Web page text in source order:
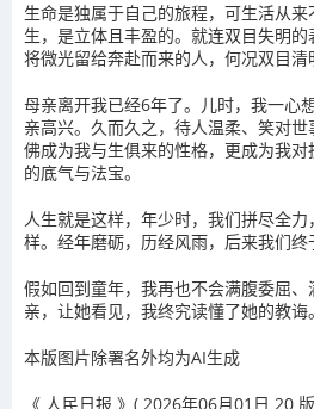
生命是独属于自己的旅程，可生活从
生，是立体且丰盈的。就连双目失明的
将微光留给奔赴而来的人，何况双目清
母亲离开我已经6年了。儿时，我一心
亲高兴。久而久之，待人温柔、笑对
佛成为我与生俱来的性格，更成为我
的底气与法宝。
人生就是这样，年少时，我们拼尽全
样。经年磨砺，历经风雨，后来我们终
假如回到童年，我再也不会满腹委屈
亲，让她看见，我终究读懂了她的教诲。
本版图片除署名外均为AI生成
《 人民日报 》( 2026年06月01日 20